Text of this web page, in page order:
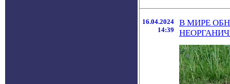
16.04.2024
14:39
В МИРЕ